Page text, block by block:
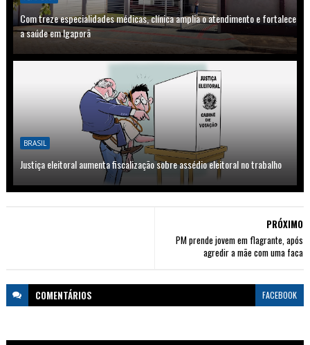
Com treze especialidades médicas, clínica amplia o atendimento e fortalece
a saúde em Igaporã
BRASIL
Justiça eleitoral aumenta fiscalização sobre assédio eleitoral no trabalho
PRÓXIMO
PM prende jovem em flagrante, após
agredir a mãe com uma faca
COMENTÁRIOS FACEBOOK